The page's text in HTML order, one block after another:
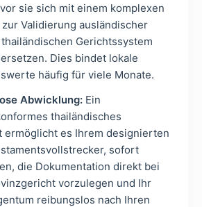
sie sich mit einem komplexen
Validierung ausländischer
Gerichtssystem
Dies bindet lokale
häufig für viele Monate.
Abwicklung: Ein
thailändisches
ermöglicht es Ihrem designierten
sofort
die Dokumentation direkt bei
vorzulegen und Ihr
reibungslos nach Ihren